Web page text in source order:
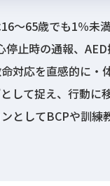
〜65歳でも1％未
停止時の通報、
対応を直感的に・
して捉え、行動に
としてBCPや訓練